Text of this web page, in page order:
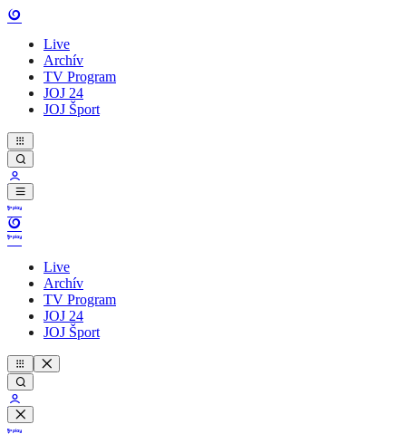
Live
Archív
TV Program
JOJ 24
JOJ Šport
Live
Archív
TV Program
JOJ 24
JOJ Šport